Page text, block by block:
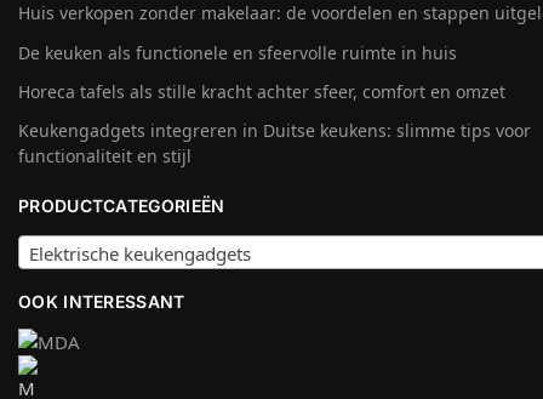
Huis verkopen zonder makelaar: de voordelen en stappen
De keuken als functionele en sfeervolle ruimte in huis
Horeca tafels als stille kracht achter sfeer, comfort en omzet
Keukengadgets integreren in Duitse keukens: slimme tips voor
functionaliteit en stijl
PRODUCTCATEGORIEËN
Elektrische keukengadgets
OOK INTERESSANT